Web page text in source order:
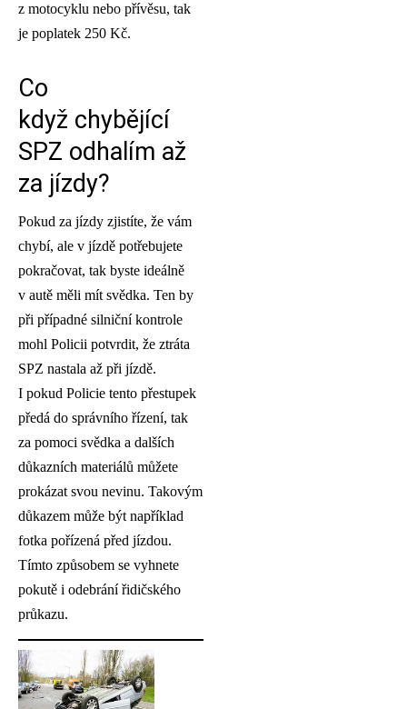
z motocyklu nebo přívěsu, tak
je poplatek 250 Kč.
Co
když chybějící
SPZ odhalím až
za jízdy?
Pokud za jízdy zjistíte, že vám
chybí, ale v jízdě potřebujete
pokračovat, tak byste ideálně
v autě měli mít svědka. Ten by
při případné silniční kontrole
mohl Policii potvrdit, že ztráta
SPZ nastala až při jízdě.
I pokud Policie tento přestupek
předá do správního řízení, tak
za pomoci svědka a dalších
důkazních materiálů můžete
prokázat svou nevinu. Takovým
důkazem může být například
fotka pořízená před jízdou.
Tímto způsobem se vyhnete
pokutě i odebrání řidičského
průkazu.